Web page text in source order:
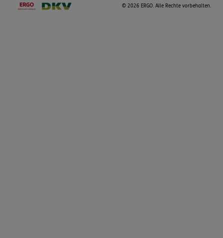
© 2026 ERGO. Alle Rechte vorbehalten.